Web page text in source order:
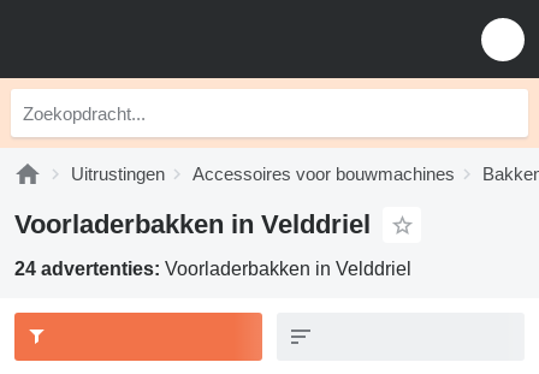
Uitrustingen Accessoires voor bouwmachines
Voorladerbakken in Velddriel
24 advertenties: Voorladerbakken in Velddriel